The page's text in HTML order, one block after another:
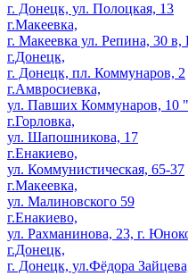
г. Донецк, ул. Полоцкая, 13
г.Макеевка,
г. Макеевка ул. Репина, 30
г.Донецк,
г. Донецк, пл. Коммунаров, 2
г.Амвросиевка,
ул. Павших Коммунаров, 10
г.Горловка,
ул. Шапошникова, 17
г.Енакиево,
ул. Коммунистическая, 65-37
г.Макеевка,
ул. Малиновского 59
г.Енакиево,
ул. Рахманинова, 23, г.
г.Донецк,
г. Донецк, ул.Фёдора